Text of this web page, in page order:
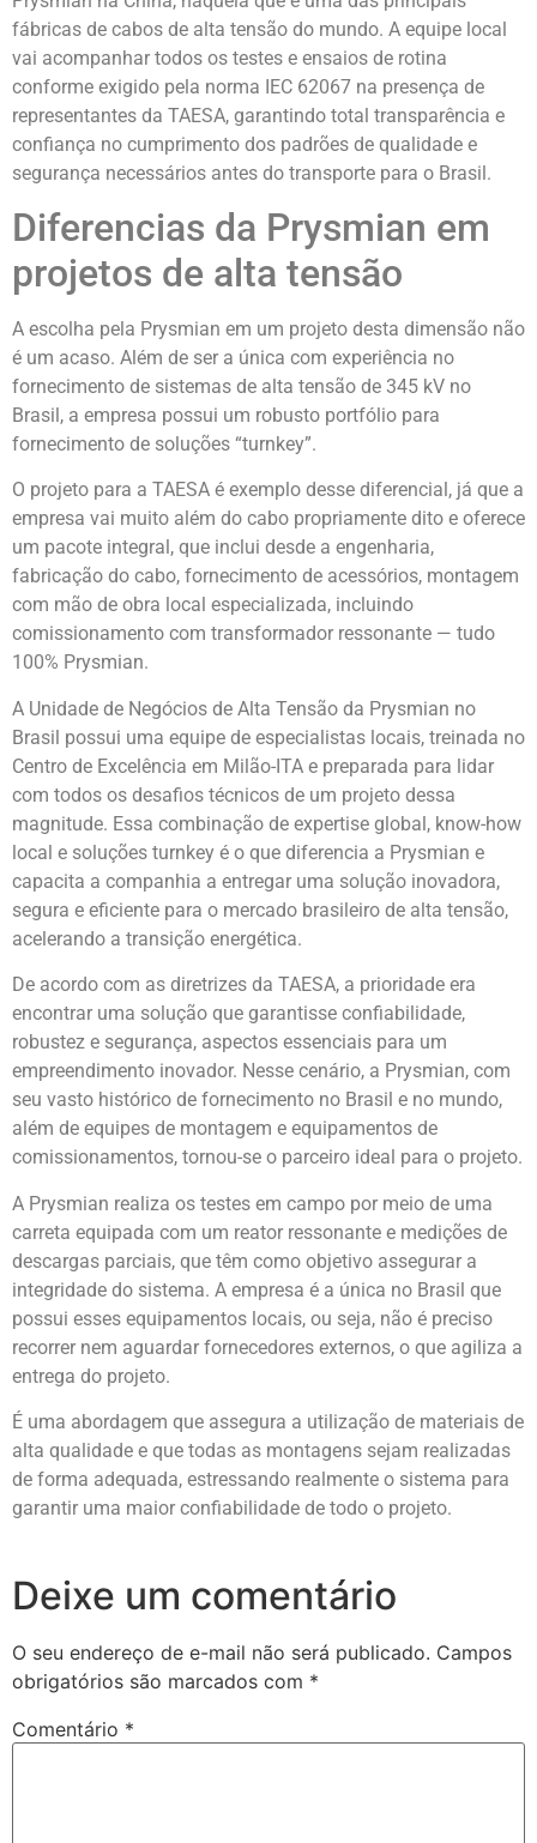
fábricas de cabos de alta tensão do mundo. A equipe local
vai acompanhar todos os testes e ensaios de rotina
conforme exigido pela norma IEC 62067 na presença de
representantes da TAESA, garantindo total transparência e
confiança no cumprimento dos padrões de qualidade e
segurança necessários antes do transporte para o Brasil.
Diferencias da Prysmian em
projetos de alta tensão
A escolha pela Prysmian em um projeto desta dimensão não
é um acaso. Além de ser a única com experiência no
fornecimento de sistemas de alta tensão de 345 kV no
Brasil, a empresa possui um robusto portfólio para
fornecimento de soluções “turnkey”.
O projeto para a TAESA é exemplo desse diferencial, já que a
empresa vai muito além do cabo propriamente dito e oferece
um pacote integral, que inclui desde a engenharia,
fabricação do cabo, fornecimento de acessórios, montagem
com mão de obra local especializada, incluindo
comissionamento com transformador ressonante — tudo
100% Prysmian.
A Unidade de Negócios de Alta Tensão da Prysmian no
Brasil possui uma equipe de especialistas locais, treinada no
Centro de Excelência em Milão-ITA e preparada para lidar
com todos os desafios técnicos de um projeto dessa
magnitude. Essa combinação de expertise global, know-how
local e soluções turnkey é o que diferencia a Prysmian e
capacita a companhia a entregar uma solução inovadora,
segura e eficiente para o mercado brasileiro de alta tensão,
acelerando a transição energética.
De acordo com as diretrizes da TAESA, a prioridade era
encontrar uma solução que garantisse confiabilidade,
robustez e segurança, aspectos essenciais para um
empreendimento inovador. Nesse cenário, a Prysmian, com
seu vasto histórico de fornecimento no Brasil e no mundo,
além de equipes de montagem e equipamentos de
comissionamentos, tornou-se o parceiro ideal para o projeto.
A Prysmian realiza os testes em campo por meio de uma
carreta equipada com um reator ressonante e medições de
descargas parciais, que têm como objetivo assegurar a
integridade do sistema. A empresa é a única no Brasil que
possui esses equipamentos locais, ou seja, não é preciso
recorrer nem aguardar fornecedores externos, o que agiliza a
entrega do projeto.
É uma abordagem que assegura a utilização de materiais de
alta qualidade e que todas as montagens sejam realizadas
de forma adequada, estressando realmente o sistema para
garantir uma maior confiabilidade de todo o projeto.
Deixe um comentário
O seu endereço de e-mail não será publicado. Campos
obrigatórios são marcados com *
Comentário *